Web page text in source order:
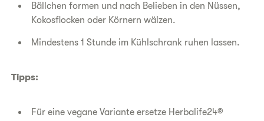
Bällchen formen und nach Belieben in den Nüssen,
Kokosflocken oder Körnern wälzen.
Mindestens 1 Stunde im Kühlschrank ruhen lassen.
Tipps:
Für eine vegane Variante ersetze Herbalife24®